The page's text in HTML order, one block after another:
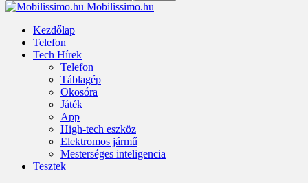
Mobilissimo.hu
Kezdőlap
Telefon
Tech Hírek
Telefon
Táblagép
Okosóra
Játék
App
High-tech eszköz
Elektromos jármű
Mesterséges inteligencia
Tesztek